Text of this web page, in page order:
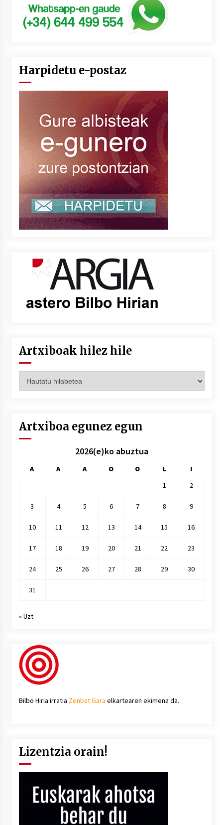
Harpidetu e-postaz
Artxiboak hilez hile
hilez
Artxiboa egunez egun
2026(e)ko abuztua
A A A O O L
I
1
2
3 4 5 6 7 8 9
10 11 12 13 14 15 16
17 18 19 20 21 22 23
24 25 26 27 28 29 30
31
« Uzt
Bilbo Hiria irratia Zenbat Gara elkartearen ekimena da.
Lizentzia orain!